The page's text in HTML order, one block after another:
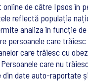
de către Ipsos în
reflectă populația
analiza în funcție
persoanele care
care trăiesc cu
care nu
date auto-raportate